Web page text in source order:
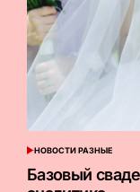
ОПУБЛИКОВАНО
В
НОВОСТИ РАЗНЫЕ
Базовый